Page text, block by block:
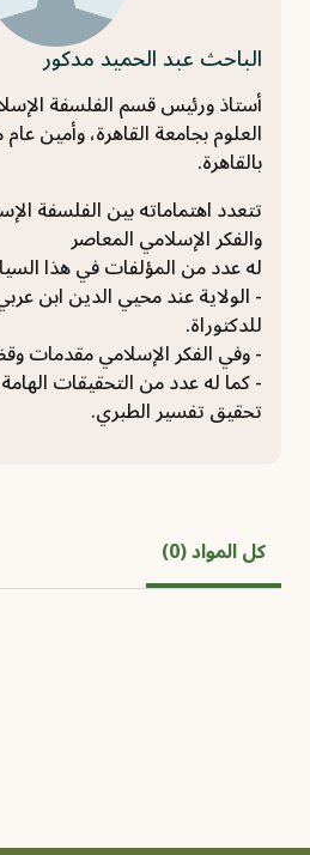
الباحث عبد الحميد مدكور
أستاذ ورئيس قسم الفلسفة
العلوم بجامعة القاهرة، وأمين
بالقاهرة.
تتعدد اهتماماته بين الفلسفة
والفكر الإسلامي المعاصر
له عدد من المؤلفات في هذا
- الولاية عند محيي الدين ابن
للدكتوراة.
- وفي الفكر الإسلامي مقدمات
- كما له عدد من التحقيقات
تحقيق تفسير الطبري.
كل المواد (0)